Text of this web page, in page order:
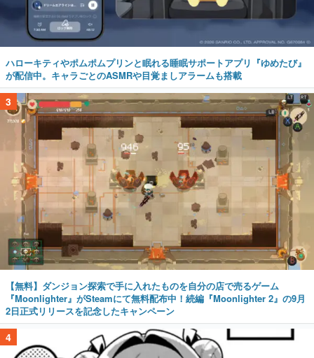
ハローキティやポムポムプリンと眠れる睡眠サポートアプリ『ゆめたび』
が配信中。キャラごとのASMRや目覚ましアラームも搭載
3
【無料】ダンジョン探索で手に入れたものを自分の店で売るゲーム
『Moonlighter』がSteamにて無料配布中！続編『Moonlighter 2』の9月
2日正式リリースを記念したキャンペーン
4